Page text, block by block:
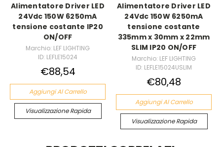
Alimentatore Driver LED
24Vdc 150W 6250mA
tensione costante IP20
ON/OFF
Marchio: LEF LIGHTING
ID: LEFLE15024
€88,54
Aggiungi Al Carrello
Visualizzazione Rapida
Alimentatore Driver LED
24Vdc 150W 6250mA
tensione costante
335mm x 30mm x 22mm
SLIM IP20 ON/OFF
Marchio: LEF LIGHTING
ID: LEFLE15024USLIM
€80,48
Aggiungi Al Carrello
Visualizzazione Rapida